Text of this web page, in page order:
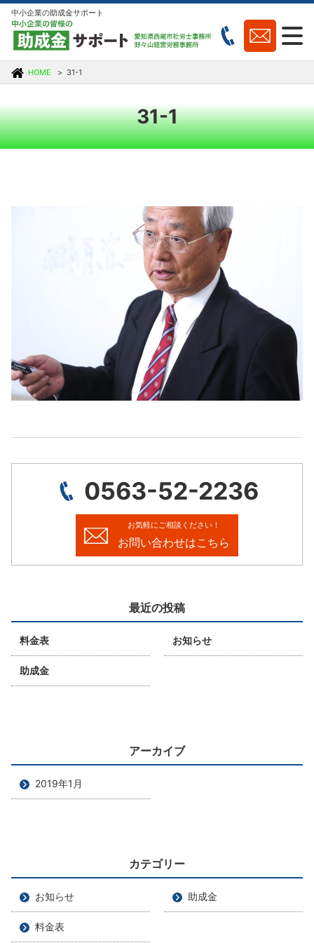
中小企業の助成金サポート
HOME 31-1
31-1
0563-52-2236
お気軽にご相談ください！
お問い合わせはこちら
最近の投稿
料金表 お知らせ
助成金
アーカイブ
2019年1月
カテゴリー
お知らせ 助成金
料金表